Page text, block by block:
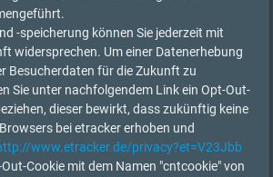
-speicherung können Sie jederzeit mit
widersprechen. Um einer Datenerhebung
Besucherdaten für die Zukunft zu
Sie unter nachfolgendem Link ein Opt-Out-
dieser bewirkt, dass zukünftig keine
bei etracker erhoben und
www.etracker.de/privacy?et=V23Jbb
Cookie mit dem Namen "cntcookie" von